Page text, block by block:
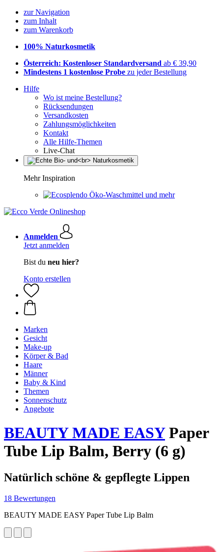
zur Navigation
zum Inhalt
zum Warenkorb
100% Naturkosmetik
Österreich: Kostenloser Standardversand ab € 39,90
Mindestens 1 kostenlose Probe zu jeder Bestellung
Hilfe
Wo ist meine Bestellung?
Rücksendungen
Versandkosten
Zahlungsmöglichkeiten
Kontakt
Alle Hilfe-Themen
Live-Chat
Mehr Inspiration
Öko-Waschmittel und mehr
Anmelden
Jetzt anmelden
Bist du neu hier?
Konto erstellen
Marken
Gesicht
Make-up
Körper & Bad
Haare
Männer
Baby & Kind
Themen
Sonnenschutz
Angebote
BEAUTY MADE EASYPaper
Tube Lip Balm, Berry (6 g)
Natürlich schöne & gepflegte Lippen
18 Bewertungen
BEAUTY MADE EASY Paper Tube Lip Balm